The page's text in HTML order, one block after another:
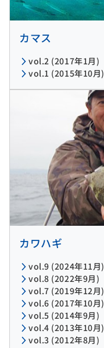
カマス
vol.2 (2017年1月)
vol.1 (2015年10月)
カワハギ
vol.9 (2024年11月)
vol.8 (2022年9月)
vol.7 (2019年12月)
vol.6 (2017年10月)
vol.5 (2014年9月)
vol.4 (2013年10月)
vol.3 (2012年8月)